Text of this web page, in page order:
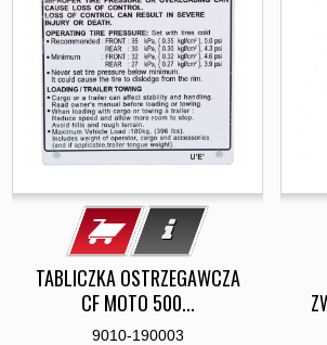
TABLICZKA OSTRZEGAWCZA
CF MOTO 500...
9010-190003